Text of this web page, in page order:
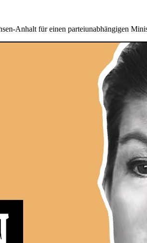
Anhalt für einen parteiunabhängigen